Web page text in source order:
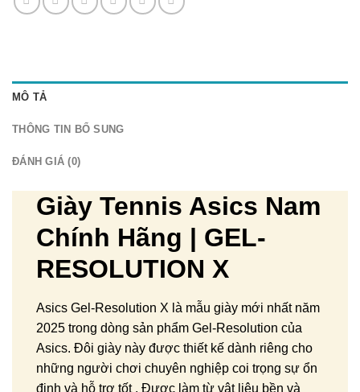
MÔ TẢ
THÔNG TIN BỔ SUNG
ĐÁNH GIÁ (0)
Giày Tennis Asics Nam
Chính Hãng | GEL-
RESOLUTION X
Asics Gel-Resolution X là mẫu giày mới nhất năm
2025 trong dòng sản phẩm Gel-Resolution của
Asics. Đôi giày này được thiết kế dành riêng cho
những người chơi chuyên nghiệp coi trọng sự ổn
định và hỗ trợ tốt . Được làm từ vật liệu bền và